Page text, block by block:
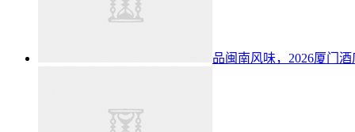
品闽南风味，2026厦门